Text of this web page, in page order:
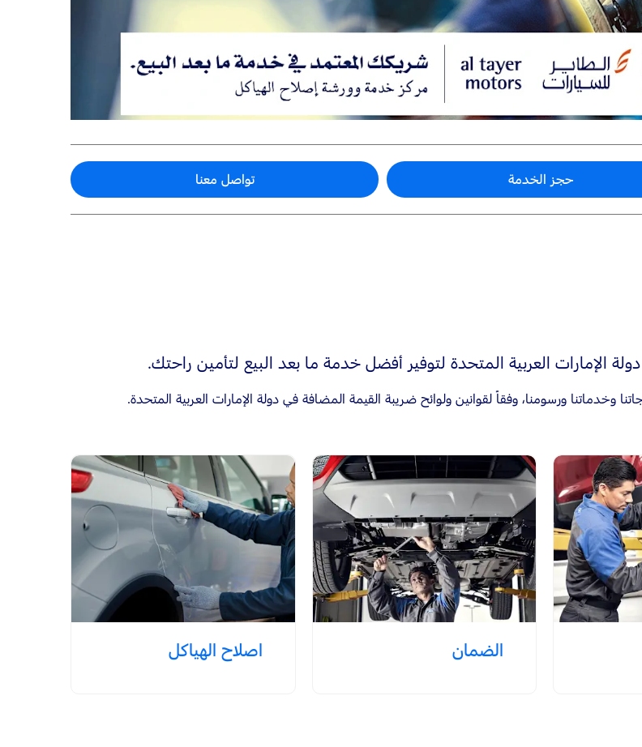
حجز الخدمة تواصل معنا
الإمارات العربية المتحدة لتوفير أفضل خدمة ما بعد البيع لتأمين راحتك.
الضمان اصلاح الهياكل